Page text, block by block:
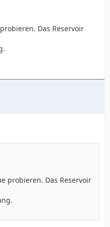
Das Reservoir
probieren. Das Reservoir